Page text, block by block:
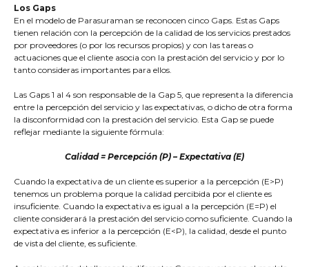
Los Gaps
En el modelo de Parasuraman se reconocen cinco Gaps. Estas Gaps
tienen relación con la percepción de la calidad de los servicios prestados
por proveedores (o por los recursos propios) y con las tareas o
actuaciones que el cliente asocia con la prestación del servicio y por lo
tanto consideras importantes para ellos.
Las Gaps 1 al 4 son responsable de la Gap 5, que representa la diferencia
entre la percepción del servicio y las expectativas, o dicho de otra forma
la disconformidad con la prestación del servicio. Esta Gap se puede
reflejar mediante la siguiente fórmula:
Calidad = Percepción (P) – Expectativa (E)
Cuando la expectativa de un cliente es superior a la percepción (E>P)
tenemos un problema porque la calidad percibida por el cliente es
insuficiente. Cuando la expectativa es igual a la percepción (E=P) el
cliente considerará la prestación del servicio como suficiente. Cuando la
expectativa es inferior a la percepción (E<P), la calidad, desde el punto
de vista del cliente, es suficiente.